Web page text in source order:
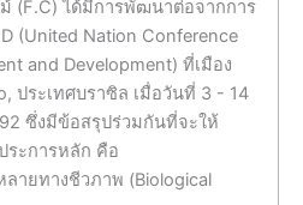
ม้ (F.C) ได้มีการพัฒนาต่อจากการ
(United Nation Conference
and Development) ที่เมือง
ประเทศบราซิล เมื่อวันที่ 3 - 14
ซึ่งมีข้อสรุปร่วมกันที่จะให้
ระการหลัก คือ
ลายทางชีวภาพ (Biological